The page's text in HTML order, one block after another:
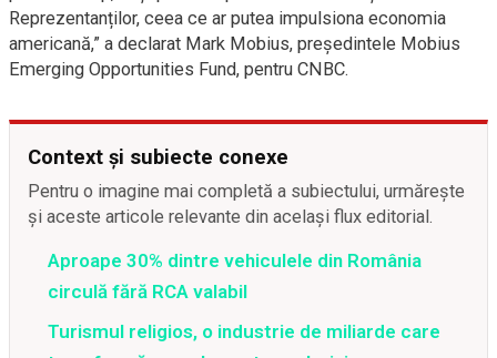
Reprezentanților, ceea ce ar putea impulsiona economia
americană,” a declarat Mark Mobius, președintele Mobius
Emerging Opportunities Fund, pentru CNBC.
Context și subiecte conexe
Pentru o imagine mai completă a subiectului, urmărește
și aceste articole relevante din același flux editorial.
Aproape 30% dintre vehiculele din România
circulă fără RCA valabil
Turismul religios, o industrie de miliarde care